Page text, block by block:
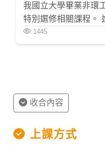
我國立大學畢業非環
特別選修相關課程。
核心課程。工作幾年
年立即規劃報考。 當時，距離考試時間剩4個月，考量考
科眾多、許多科目
小孩要顧，準備考試
適合我的情況，即報
覽過需要的課程內容
個月熟悉各科的基本
課程和講義真的很值得
1445
收合內容
上課方式